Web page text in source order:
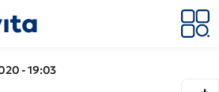
- 19:03